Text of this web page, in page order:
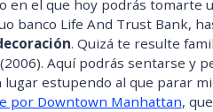
en el que hoy podrás tomarte
banco Life And Trust Bank,
. Quizá te resulte
Aquí podrás sentarse y
lugar estupendo al que parar
por Downtown Manhattan,